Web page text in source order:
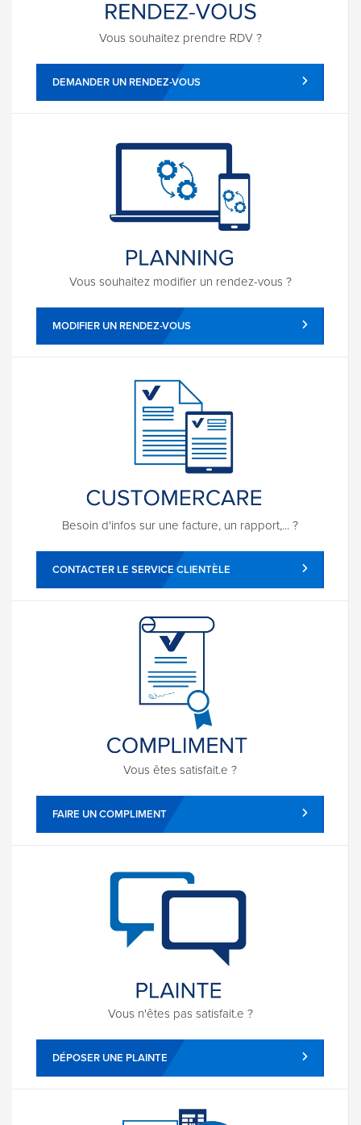
Vous souhaitez prendre RDV ?
DEMANDER UN RENDEZ-VOUS
Vous souhaitez modifier un rendez-vous ?
MODIFIER UN RENDEZ-VOUS
Besoin d'infos sur une facture, un rapport,... ?
CONTACTER LE SERVICE CLIENTÈLE
Vous êtes satisfait.e ?
FAIRE UN COMPLIMENT
Vous n'êtes pas satisfait.e ?
DÉPOSER UNE PLAINTE